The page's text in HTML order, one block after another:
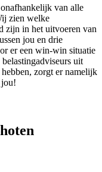
van alle
zien welke
zijn in het uitvoeren van
jou en drie
er een win-win situatie
uit
zorgt er namelijk